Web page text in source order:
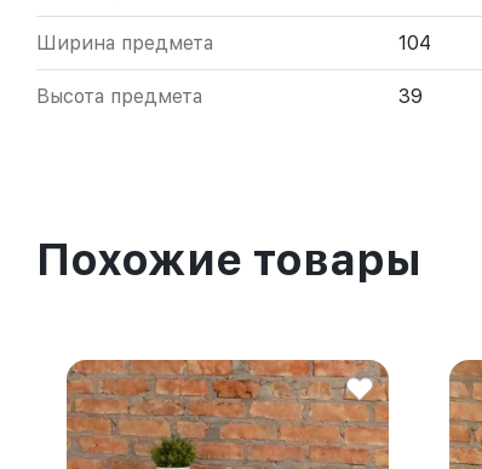
Ширина предмета 104
Высота предмета 39
Похожие товары